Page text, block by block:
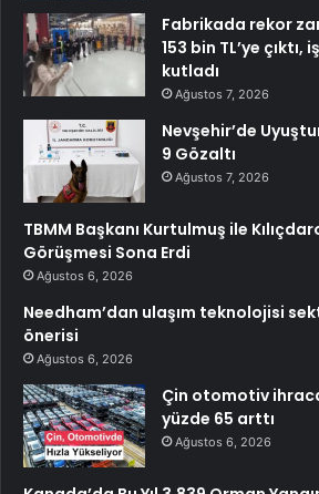
Fabrikada rekor
153 bin TL’ye
kutladı
Ağustos 7, 2026
Nevşehir’de
9 Gözaltı
Ağustos 7, 2026
TBMM Başkanı Kurtulmuş ile
Görüşmesi Sona Erdi
Ağustos 6, 2026
Needham’dan ulaşım teknolojisi
önerisi
Ağustos 6, 2026
Çin otomotiv
yüzde 65 arttı
Ağustos 6, 2026